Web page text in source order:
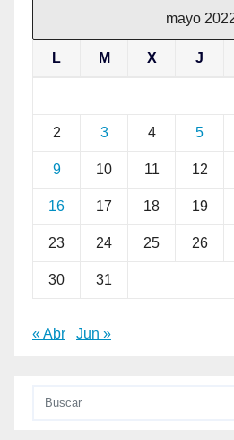
mayo
L M X J
2 3 4 5
9 10 11 12
16 17 18 19
23 24 25 26
30 31
« Abr Jun »